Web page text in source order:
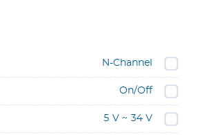
N-Channel
On/Off
5 V ~ 34 V